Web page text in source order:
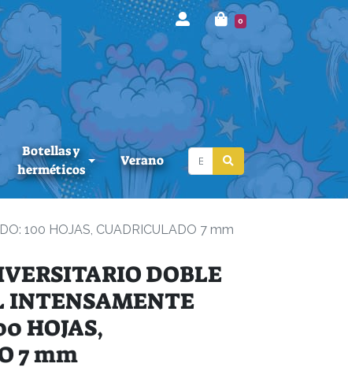
0
Botellas y
herméticos
Verano
100 HOJAS, CUADRICULADO 7 mm
DOBLE
INTENSAMENTE
HOJAS,
7 mm